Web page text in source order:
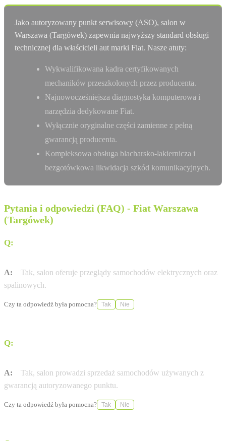
Jako autoryzowany punkt serwisowy (ASO), salon w
Warszawa (Targówek) zapewnia najwyższy standard obsługi
technicznej dla właścicieli aut marki Fiat. Nasze atuty:
Wykwalifikowana kadra certyfikowanych
mechaników przeszkolonych przez producenta.
Najnowocześniejsza diagnostyka komputerowa i
narzędzia dedykowane Fiat.
Wyłącznie oryginalne części zamienne z pełną
gwarancją producenta.
Kompleksowa obsługa blacharsko-lakiernicza i
bezgotówkowa likwidacja szkód komunikacyjnych.
Pytania i odpowiedzi (FAQ) - Fiat Warszawa
(Targówek)
Q:
A:
Tak, salon oferuje przeglądy samochodów elektrycznych oraz
spalinowych.
Czy ta odpowiedź była pomocna? Tak Nie
Q:
A:
Tak, salon prowadzi sprzedaż samochodów używanych z
gwarancją autoryzowanego punktu.
Czy ta odpowiedź była pomocna? Tak Nie